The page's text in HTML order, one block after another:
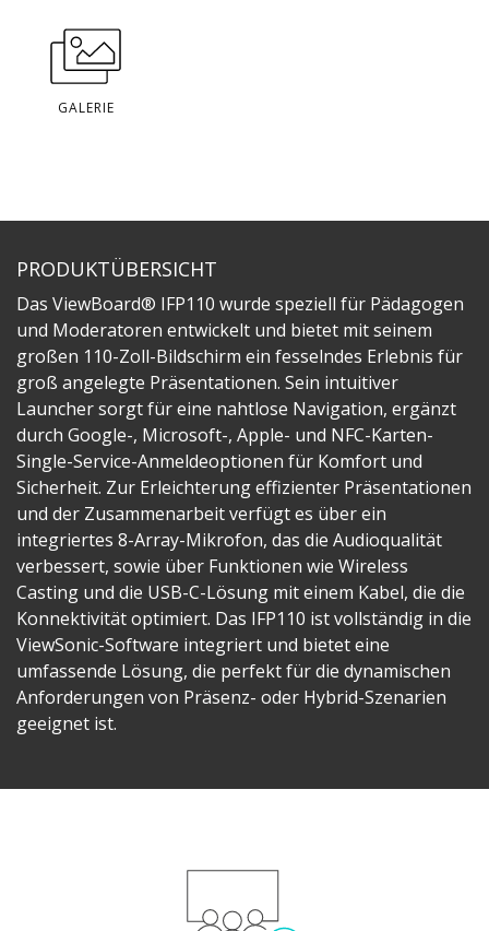
GALERIE
PRODUKTÜBERSICHT
Das ViewBoard® IFP110 wurde speziell für Pädagogen
und Moderatoren entwickelt und bietet mit seinem
großen 110-Zoll-Bildschirm ein fesselndes Erlebnis für
groß angelegte Präsentationen. Sein intuitiver
Launcher sorgt für eine nahtlose Navigation, ergänzt
durch Google-, Microsoft-, Apple- und NFC-Karten-
Single-Service-Anmeldeoptionen für Komfort und
Sicherheit. Zur Erleichterung effizienter Präsentationen
und der Zusammenarbeit verfügt es über ein
integriertes 8-Array-Mikrofon, das die Audioqualität
verbessert, sowie über Funktionen wie Wireless
Casting und die USB-C-Lösung mit einem Kabel, die die
Konnektivität optimiert. Das IFP110 ist vollständig in die
ViewSonic-Software integriert und bietet eine
umfassende Lösung, die perfekt für die dynamischen
Anforderungen von Präsenz- oder Hybrid-Szenarien
geeignet ist.